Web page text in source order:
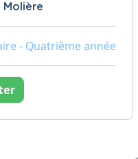
Molière
- Quatrième année